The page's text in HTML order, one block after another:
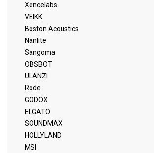
Xencelabs
VEIKK
Boston Acoustics
Nanlite
Sangoma
OBSBOT
ULANZI
Rode
GODOX
ELGATO
SOUNDMAX
HOLLYLAND
MSI